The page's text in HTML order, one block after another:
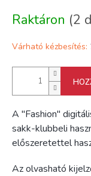
Raktáron (2
Várható kézbesítés:
A "Fashion"
sakk-klubbeli
előszeretettel
Az olvasható